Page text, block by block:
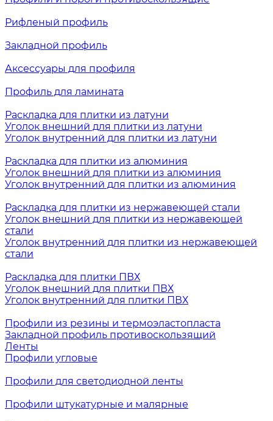
Рифленый профиль
Закладной профиль
Аксессуары для профиля
Профиль для ламината
Раскладка для плитки из латуни
Уголок внешний для плитки из латуни
Уголок внутренний для плитки из латуни
Раскладка для плитки из алюминия
Уголок внешний для плитки из алюминия
Уголок внутренний для плитки из алюминия
Раскладка для плитки из нержавеющей стали
Уголок внешний для плитки из нержавеющей
стали
Уголок внутренний для плитки из нержавеющей
стали
Раскладка для плитки ПВХ
Уголок внешний для плитки ПВХ
Уголок внутренний для плитки ПВХ
Профили из резины и термоэластопласта
Закладной профиль противоскользящий
Ленты
Профили угловые
Профили для светодиодной ленты
Профили штукатурные и малярные